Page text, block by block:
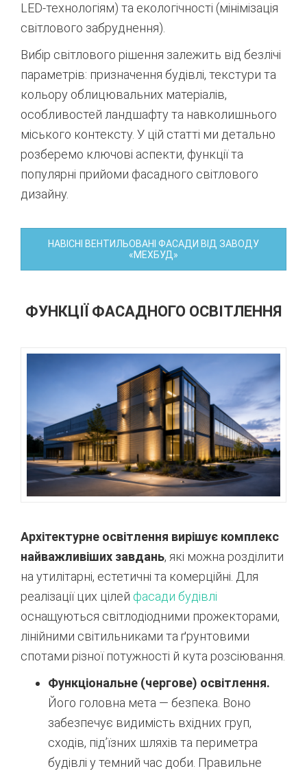
LED-технологіям) та екологічності (мінімізація
світлового забруднення).
Вибір світлового рішення залежить від безлічі
параметрів: призначення будівлі, текстури та
кольору облицювальних матеріалів,
особливостей ландшафту та навколишнього
міського контексту. У цій статті ми детально
розберемо ключові аспекти, функції та
популярні прийоми фасадного світлового
дизайну.
НАВІСНІ ВЕНТИЛЬОВАНІ ФАСАДИ ВІД ЗАВОДУ
«МЕХБУД»
ФУНКЦІЇ ФАСАДНОГО ОСВІТЛЕННЯ
Архітектурне освітлення вирішує комплекс
найважливіших завдань, які можна розділити
на утилітарні, естетичні та комерційні. Для
реалізації цих цілей фасади будівлі
оснащуються світлодіодними прожекторами,
лінійними світильниками та ґрунтовими
спотами різної потужності й кута розсіювання.
Функціональне (чергове) освітлення.
Його головна мета — безпека. Воно
забезпечує видимість вхідних груп,
сходів, під’їзних шляхів та периметра
будівлі у темний час доби. Правильне